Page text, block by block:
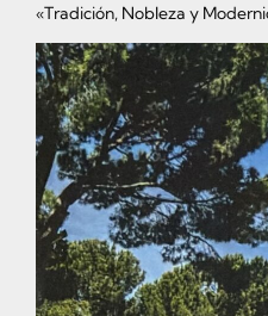
«Tradición, Nobleza y